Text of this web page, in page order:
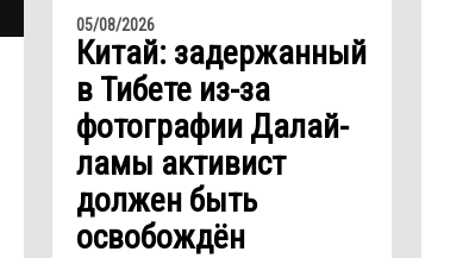
05/08/2026
Китай: задержанный
в Тибете из-за
фотографии Далай-
ламы активист
должен быть
освобождён